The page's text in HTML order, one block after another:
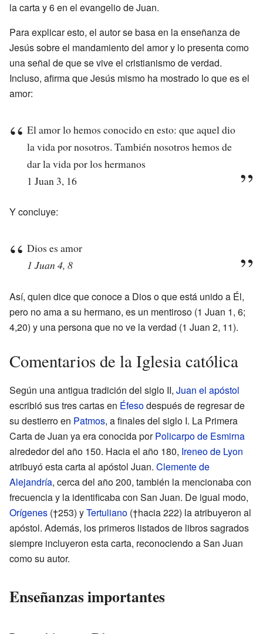
la carta y 6 en el evangelio de Juan.
Para explicar esto, el autor se basa en la enseñanza de
Jesús sobre el mandamiento del amor y lo presenta como
una señal de que se vive el cristianismo de verdad.
Incluso, afirma que Jesús mismo ha mostrado lo que es el
amor:
El amor lo hemos conocido en esto: que aquel dio
la vida por nosotros. También nosotros hemos de
dar la vida por los hermanos
1 Juan 3, 16
Y concluye:
Dios es amor
1 Juan 4, 8
Así, quien dice que conoce a Dios o que está unido a Él,
pero no ama a su hermano, es un mentiroso (1 Juan 1, 6;
4,20) y una persona que no ve la verdad (1 Juan 2, 11).
Comentarios de la Iglesia católica
Según una antigua tradición del siglo II, Juan el apóstol
escribió sus tres cartas en Éfesodespués de regresar de
su destierro en Patmos, a finales del siglo I. La Primera
Carta de Juan ya era conocida porPolicarpo de Esmirna
alrededor del año 150. Hacia el año 180, Ireneo de Lyon
atribuyó esta carta al apóstol Juan. Clemente de
Alejandría, cerca del año 200, también la mencionaba con
frecuencia y la identificaba con San Juan. De igual modo,
Orígenes (†253) yTertuliano (†hacia 222) la atribuyeron al
apóstol. Además, los primeros listados de libros sagrados
siempre incluyeron esta carta, reconociendo a San Juan
como su autor.
Enseñanzas importantes